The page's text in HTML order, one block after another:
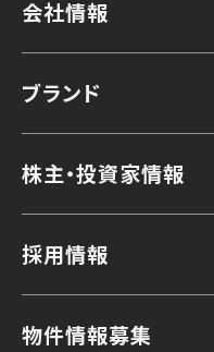
会社情報
ブランド
株主・投資家情報
採用情報
物件情報募集